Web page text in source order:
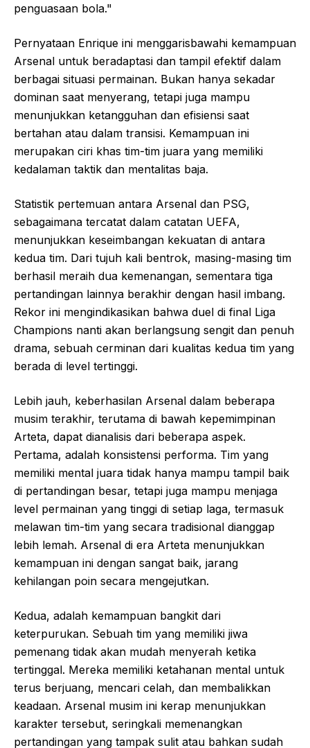
penguasaan bola."
Pernyataan Enrique ini menggarisbawahi kemampuan
Arsenal untuk beradaptasi dan tampil efektif dalam
berbagai situasi permainan. Bukan hanya sekadar
dominan saat menyerang, tetapi juga mampu
menunjukkan ketangguhan dan efisiensi saat
bertahan atau dalam transisi. Kemampuan ini
merupakan ciri khas tim-tim juara yang memiliki
kedalaman taktik dan mentalitas baja.
Statistik pertemuan antara Arsenal dan PSG,
sebagaimana tercatat dalam catatan UEFA,
menunjukkan keseimbangan kekuatan di antara
kedua tim. Dari tujuh kali bentrok, masing-masing tim
berhasil meraih dua kemenangan, sementara tiga
pertandingan lainnya berakhir dengan hasil imbang.
Rekor ini mengindikasikan bahwa duel di final Liga
Champions nanti akan berlangsung sengit dan penuh
drama, sebuah cerminan dari kualitas kedua tim yang
berada di level tertinggi.
Lebih jauh, keberhasilan Arsenal dalam beberapa
musim terakhir, terutama di bawah kepemimpinan
Arteta, dapat dianalisis dari beberapa aspek.
Pertama, adalah konsistensi performa. Tim yang
memiliki mental juara tidak hanya mampu tampil baik
di pertandingan besar, tetapi juga mampu menjaga
level permainan yang tinggi di setiap laga, termasuk
melawan tim-tim yang secara tradisional dianggap
lebih lemah. Arsenal di era Arteta menunjukkan
kemampuan ini dengan sangat baik, jarang
kehilangan poin secara mengejutkan.
Kedua, adalah kemampuan bangkit dari
keterpurukan. Sebuah tim yang memiliki jiwa
pemenang tidak akan mudah menyerah ketika
tertinggal. Mereka memiliki ketahanan mental untuk
terus berjuang, mencari celah, dan membalikkan
keadaan. Arsenal musim ini kerap menunjukkan
karakter tersebut, seringkali memenangkan
pertandingan yang tampak sulit atau bahkan sudah